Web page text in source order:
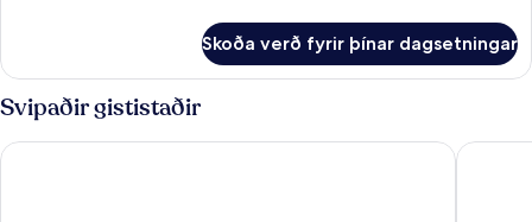
Skoða verð fyrir þínar dagsetningar
Svipaðir gististaðir
Eden Roc Miami Beach